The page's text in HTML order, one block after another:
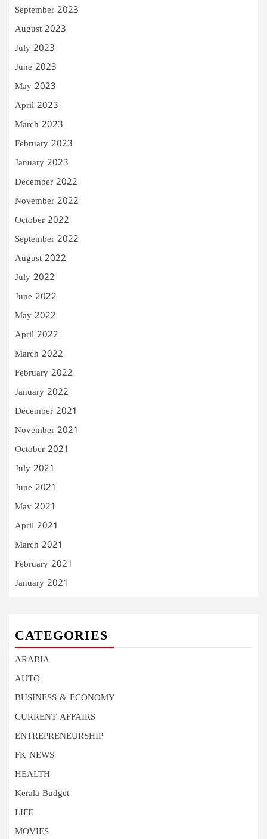
September 2023
August 2023
July 2023
June 2023
May 2023
April 2023
March 2023
February 2023
January 2023
December 2022
November 2022
October 2022
September 2022
August 2022
July 2022
June 2022
May 2022
April 2022
March 2022
February 2022
January 2022
December 2021
November 2021
October 2021
July 2021
June 2021
May 2021
April 2021
March 2021
February 2021
January 2021
CATEGORIES
ARABIA
AUTO
BUSINESS & ECONOMY
CURRENT AFFAIRS
ENTREPRENEURSHIP
FK NEWS
HEALTH
Kerala Budget
LIFE
MOVIES